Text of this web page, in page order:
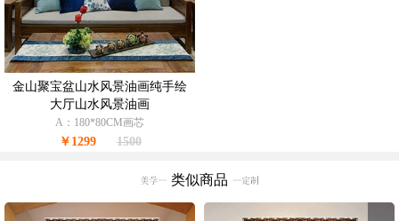
金山聚宝盆山水风景油画纯手绘
大厅山水风景油画
A：180*80CM画芯
￥1299 1500
类似商品